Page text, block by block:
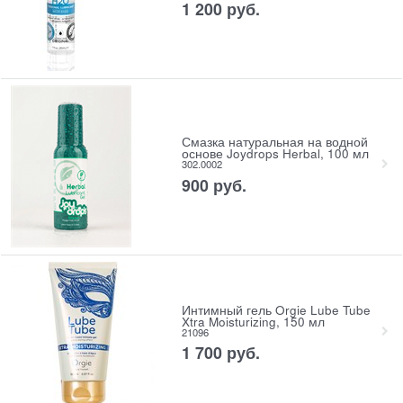
1 200 руб.
Смазка натуральная на водной
основе Joydrops Herbal, 100 мл
302.0002
900 руб.
Интимный гель Orgie Lube Tube
Xtra Moisturizing, 150 мл
21096
1 700 руб.